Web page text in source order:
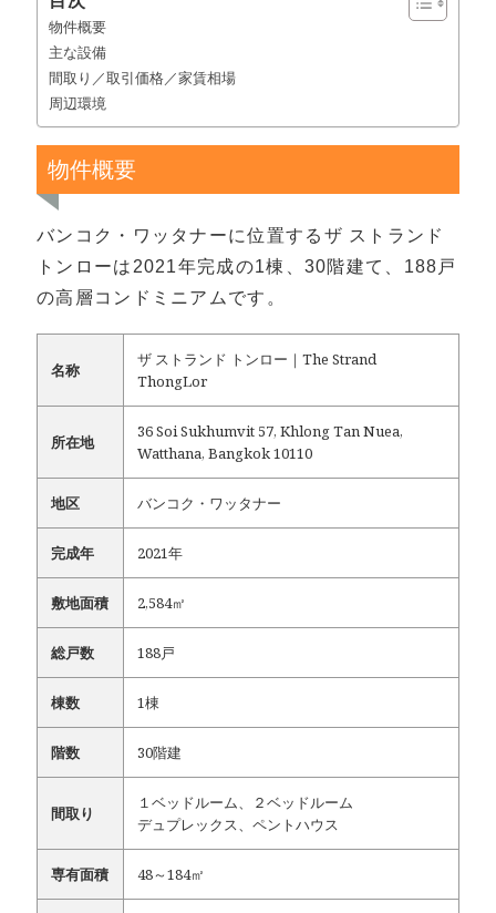
物件概要
主な設備
間取り／取引価格／家賃相場
周辺環境
物件概要
バンコク・ワッタナーに位置するザ ストランド
トンローは2021年完成の1棟、30階建て、188戸
の高層コンドミニアムです。
名称
ザ ストランド トンロー｜The Strand
ThongLor
所在地
36 Soi Sukhumvit 57, Khlong Tan Nuea,
Watthana, Bangkok 10110
地区 バンコク・ワッタナー
完成年 2021年
敷地面積 2,584㎡
総戸数 188戸
棟数 1棟
階数 30階建
間取り
１ベッドルーム、２ベッドルーム
デュプレックス、ペントハウス
専有面積 48～184㎡